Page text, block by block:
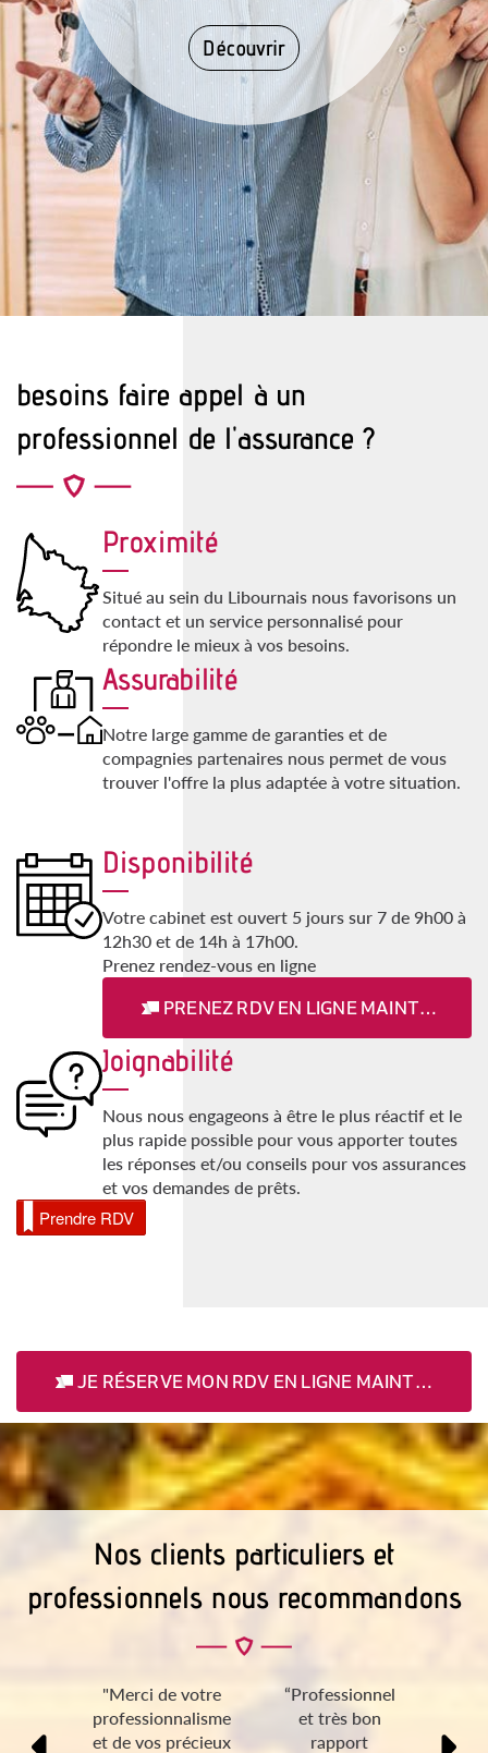
Découvrir
besoins faire appel à un
professionnel de l'assurance ?
Proximité
Situé au sein du Libournais nous favorisons un
contact et un service personnalisé pour
répondre le mieux à vos besoins.
Assurabilité
Notre large gamme de garanties et de
compagnies partenaires nous permet de vous
trouver l'offre la plus adaptée à votre situation.
Disponibilité
Votre cabinet est ouvert 5 jours sur 7 de 9h00 à
12h30 et de 14h à 17h00.
Prenez rendez-vous en ligne
PRENEZ RDV EN LIGNE MAINTENANT
Joignabilité
Nous nous engageons à être le plus réactif et le
plus rapide possible pour vous apporter toutes
les réponses et/ou conseils pour vos assurances
et vos demandes de prêts.
Prendre RDV
JE RÉSERVE MON RDV EN LIGNE MAINTENANT
Nos clients particuliers et
professionnels nous recommandons
"Merci de votre
professionnalisme
et de vos précieux
“Professionnel
et très bon
rapport